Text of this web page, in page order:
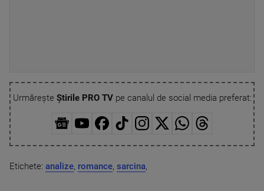
Urmărește Știrile PRO TVpe canalul de social media preferat:
Etichete: analize, romance, sarcina,